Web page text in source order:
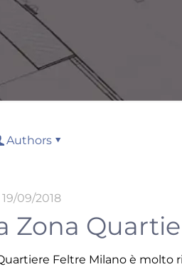
Authors
19/09/2018
Zona
Feltre Milano è